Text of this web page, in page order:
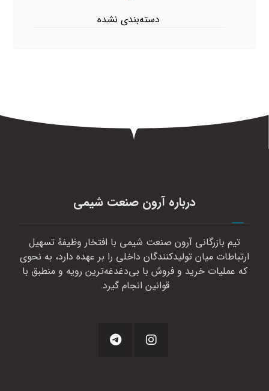
دسته‌بندی نشده
درباره آرون صنعت شیمی
تیم بازرگانی آرون صنعت شیمی با افتخار وظیفهٔ تسهیل
ارتباطات میان تولیدکنندگان داخلی را بر عهده دارد، به نحوی
که عملیات خرید و فروش با بی‌دغدغه‌ترین رویه و منطبق با
قوانین انجام گیرد.